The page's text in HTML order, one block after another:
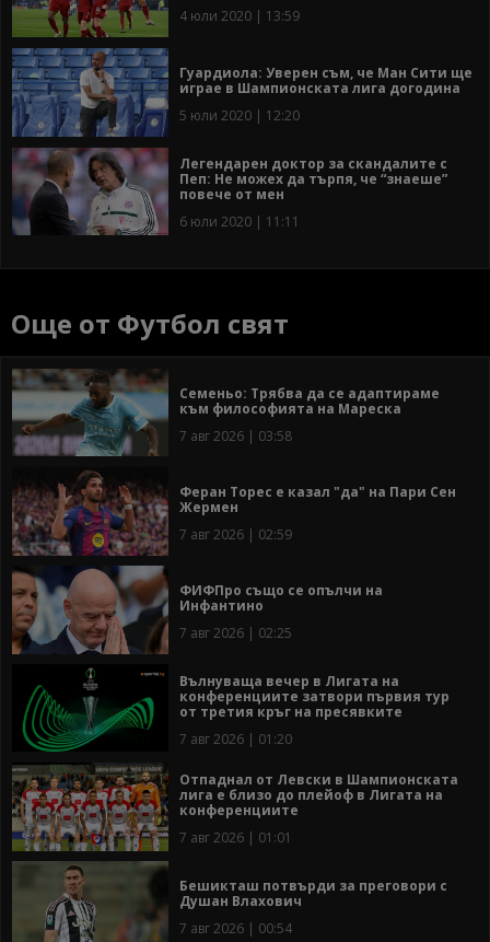
4 юли 2020 | 13:59
Гуардиола: Уверен съм, че Ман Сити ще
играе в Шампионската лига догодина
5 юли 2020 | 12:20
Легендарен доктор за скандалите с
Пеп: Не можех да търпя, че “знаеше”
повече от мен
6 юли 2020 | 11:11
Още от Футбол свят
Семеньо: Трябва да се адаптираме
към философията на Мареска
7 авг 2026 | 03:58
Феран Торес е казал "да" на Пари Сен
Жермен
7 авг 2026 | 02:59
ФИФПро също се опълчи на
Инфантино
7 авг 2026 | 02:25
Вълнуваща вечер в Лигата на
конференциите затвори първия тур
от третия кръг на пресявките
7 авг 2026 | 01:20
Отпаднал от Левски в Шампионската
лига е близо до плейоф в Лигата на
конференциите
7 авг 2026 | 01:01
Бешикташ потвърди за преговори с
Душан Влахович
7 авг 2026 | 00:54